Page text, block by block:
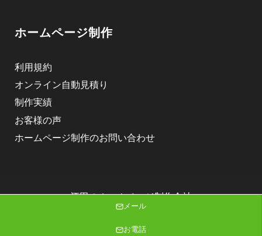
ホームページ制作
利用規約
オンライン自動見積り
制作実績
お客様の声
ホームページ制作のお問い合わせ
酒田のホームページ制作会社
株式会社ニゴロデザイン
Copyright (C) 2026 株式会社ニゴロデザイン All Rights Reserved.
メール
お電話